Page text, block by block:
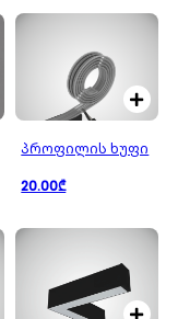
პროფილის ხუფი
20.00₾